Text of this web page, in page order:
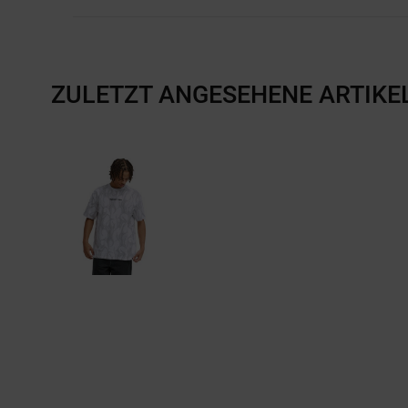
ZULETZT ANGESEHENE